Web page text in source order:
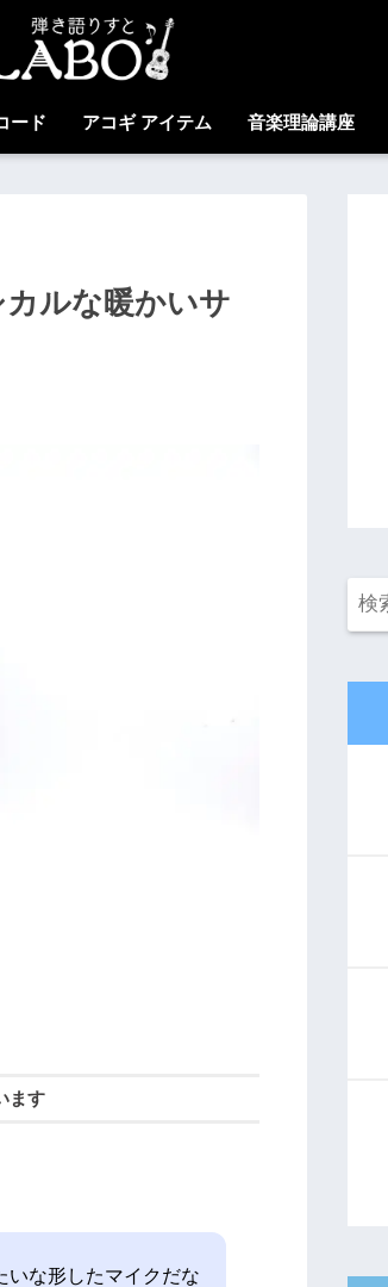
ード アコギ アイテム 音楽理論講座
ルな暖かいサ
ます
いな形したマイクだな